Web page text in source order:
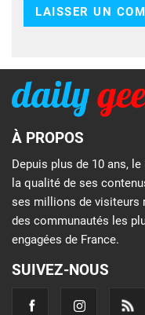
À PROPOS
Depuis plus de 10 ans,
la qualité de ses
ses millions de visiteurs
des communautés les
engagées de France.
SUIVEZ-NOUS